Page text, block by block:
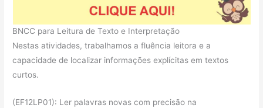
BNCC para Leitura de Texto e Interpretação
Nestas atividades, trabalhamos a fluência leitora e a
capacidade de localizar informações explícitas em textos
curtos.
(EF12LP01): Ler palavras novas com precisão na